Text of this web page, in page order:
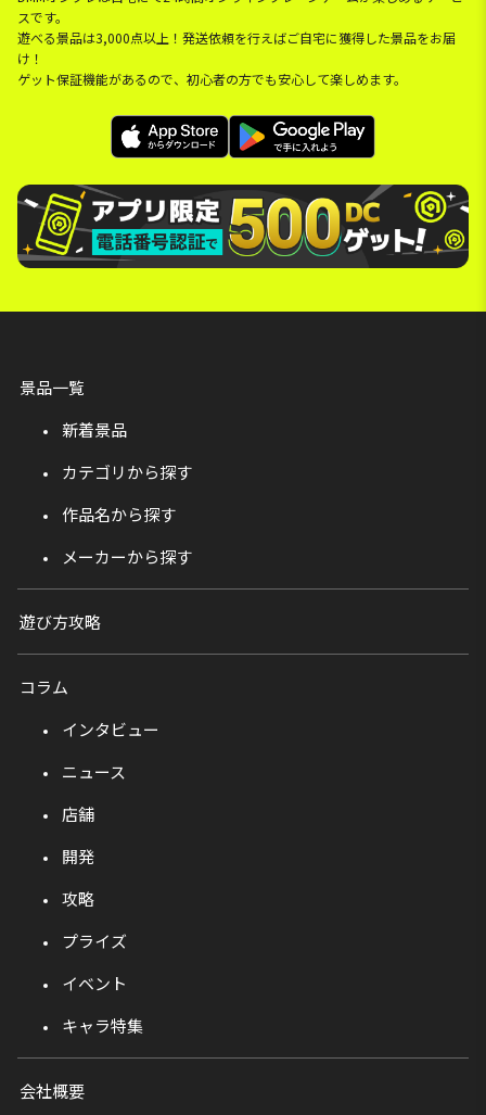
スです。
遊べる景品は3,000点以上！発送依頼を行えばご自宅に獲得した景品をお届
け！
ゲット保証機能があるので、初心者の方でも安心して楽しめます。
景品一覧
新着景品
カテゴリから探す
作品名から探す
メーカーから探す
遊び方攻略
コラム
インタビュー
ニュース
店舗
開発
攻略
プライズ
イベント
キャラ特集
会社概要